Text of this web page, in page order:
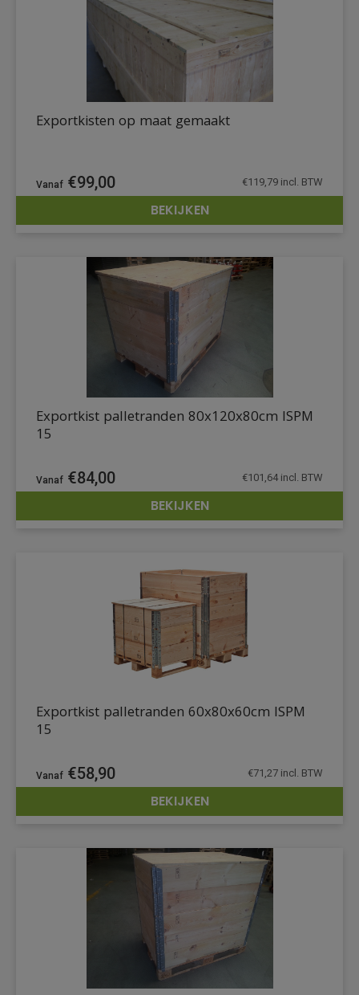
DETAILS
Exportkisten op maat gemaakt
€99,00 €119,79 incl. BTW
BEKIJKEN
DETAILS
Exportkist palletranden 80x120x80cm ISPM
15
€84,00 €101,64 incl. BTW
BEKIJKEN
DETAILS
Exportkist palletranden 60x80x60cm ISPM
15
€58,90 €71,27 incl. BTW
BEKIJKEN